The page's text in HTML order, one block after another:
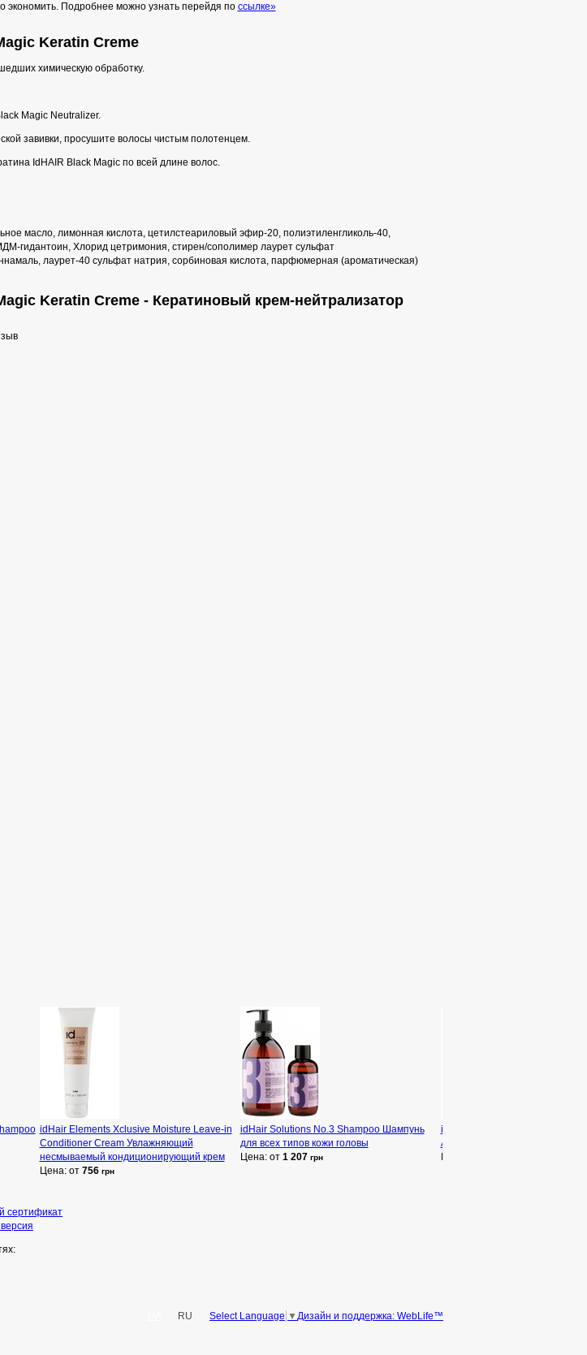
экономить. Подробнее можно узнать перейдя по ссылке»
Keratin Creme
химическую обработку.
Magic Neutralizer.
завивки, просушите волосы чистым полотенцем.
IdHAIR Black Magic по всей длине волос.
масло, лимонная кислота, цетилстеариловый эфир-20, полиэтиленгликоль-40,
гидантоин, Хлорид цетримония, стирен/сополимер лаурет сульфат
лаурет-40 сульфат натрия, сорбиновая кислота, парфюмерная (ароматическая)
Keratin Creme - Кератиновый крем-нейтрализатор
idHair Elements Xclusive Moisture Leave-in
Conditioner Cream Увлажняющий
несмываемый кондиционирующий крем
Цена: от 756 грн
idHair Solutions No.3 Shampoo Шампунь
для всех типов кожи головы
Цена: от 1 207 грн
idHair Creative Active Hair &
Активный шампунь для волос
сертификат
Дизайн и поддержка: WebLife™
Select Language ▼
RU